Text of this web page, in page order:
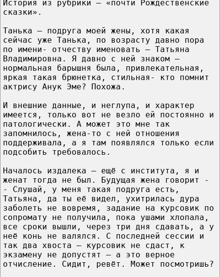
История из рубрики – «почти Рождественские
сказки».
Танька – подруга моей жены, хотя какая
сейчас уже Танька, по возрасту давно пора
по имени- отчеству именовать – Татьяна
Владимировна. Я давно с ней знаком –
нормальная барышня была, привлекательная,
яркая такая брюнетка, стильная- кто помнит
актрису Анук Эме? Похожа.
И внешние данные, и неглупа, и характер
имеется, только вот не везло ей постоянно и
патологически. А может это мне так
запомнилось, жена-то с ней отношения
поддерживала, а я там появлялся только если
подсобить требовалось.
Началось издалека – ещё с института, я и
женат тогда не был. Будущая жена говорит -
- Слушай, у меня такая подруга есть,
Татьяна, да ты её видел, ухитрилась дура
заболеть не вовремя, задание на курсовик по
сопромату не получила, пока ушами хлопала,
все сроки вышли, через три дня сдавать, а у
неё конь не валялся. С последней сессии и
так два хвоста – курсовик не сдаст, к
экзамену не допустят – а это верное
отчисление. Сидит, ревёт. Может посмотришь?